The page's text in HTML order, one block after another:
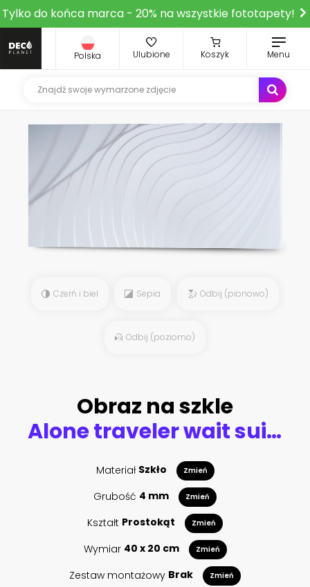
Tylko do końca marca - 20% na wszystkie fototapety!
Polska Ulubione Koszyk Menu
Czerń i biel Sepia Odbij (pionowo)
Odbij (poziomo)
Obraz na szkle
Alone traveler wait suitcases waiting for her train on platform of railway train station in summer. Alone travel concept.
Materiał Szkło Zmień
Grubość 4 mm Zmień
Kształt Prostokąt Zmień
Wymiar 40 x 20 cm Zmień
Zestaw montażowy Brak Zmień